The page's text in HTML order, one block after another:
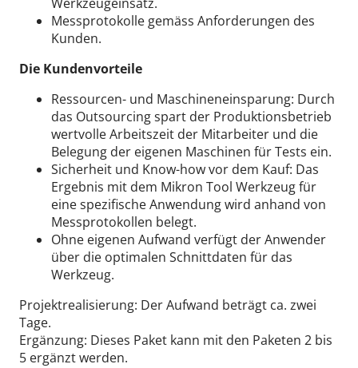
Messprotokolle gemäss Anforderungen des
Kunden.
Die Kundenvorteile
Ressourcen- und Maschineneinsparung: Durch
das Outsourcing spart der Produktionsbetrieb
wertvolle Arbeitszeit der Mitarbeiter und die
Belegung der eigenen Maschinen für Tests ein.
Sicherheit und Know-how vor dem Kauf: Das
Ergebnis mit dem Mikron Tool Werkzeug für
eine spezifische Anwendung wird anhand von
Messprotokollen belegt.
Ohne eigenen Aufwand verfügt der Anwender
über die optimalen Schnittdaten für das
Werkzeug.
Projektrealisierung: Der Aufwand beträgt ca. zwei
Tage.
Ergänzung: Dieses Paket kann mit den Paketen 2 bis
5 ergänzt werden.